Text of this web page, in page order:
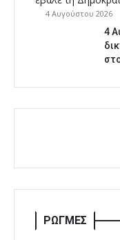
4 Αυγούστου 2026
4
ΡΩΓΜΕΣ